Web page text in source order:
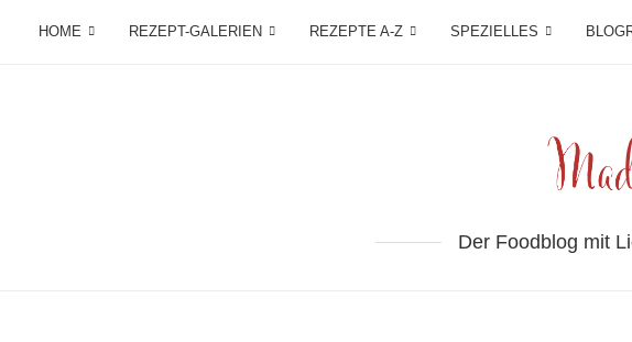
HOME REZEPT-GALERIEN REZEPTE A-Z SPEZIELLES
Der Foodblog mit